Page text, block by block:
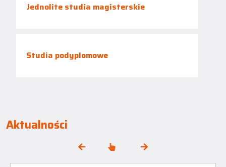
Jednolite studia magisterskie
Studia podyplomowe
Aktualności